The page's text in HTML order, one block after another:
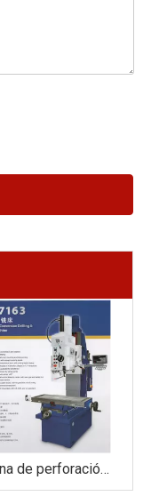
Máquina de perforación y fresado ZX7163